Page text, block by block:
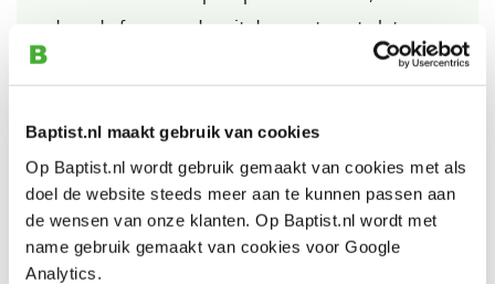
Baptist.nl maakt gebruik van cookies
Op Baptist.nl wordt gebruik gemaakt van cookies met als
doel de website steeds meer aan te kunnen passen aan
de wensen van onze klanten. Op Baptist.nl wordt met
name gebruik gemaakt van cookies voor Google
Analytics.
door de frees verder uit de spantang te laten
- Een frees die onnodig ver uit de spantang
steekt, loopt risico op breuk of krom slaan van
de as.
- Diep uitfrezen en grotere verspaningen in het
werk dient in meerdere bewerkingen
trapsgewijs plaats te vinden.